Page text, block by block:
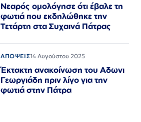
Νεαρός ομολόγησε ότι έβαλε τη
φωτιά που εκδηλώθηκε την
Τετάρτη στα Συχαινά Πάτρας
ΑΠΟΨΕΙΣ14 Αυγούστου 2025
Έκτακτη ανακοίνωση του Αδωνι
Γεωργιάδη πριν λίγο για την
φωτιά στην Πάτρα